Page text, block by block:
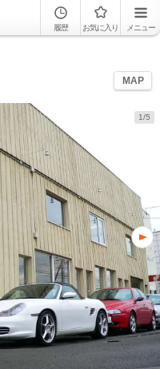
履歴 お気に入り メニュー
MAP
1/5